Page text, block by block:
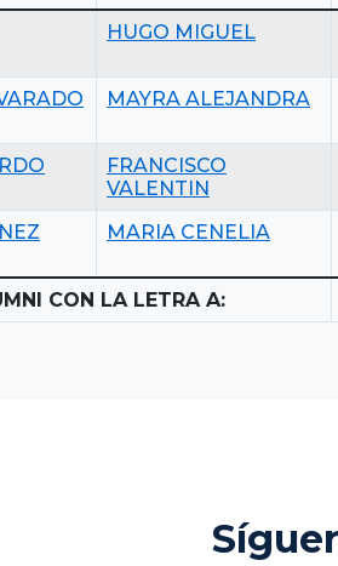
HUGO MIGUEL
MAYRA ALEJANDRA
FRANCISCO
VALENTIN
MARIA CENELIA
CON LA LETRA A: